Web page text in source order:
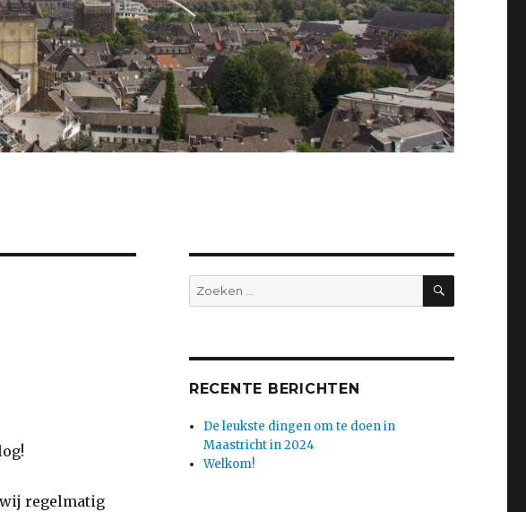
regelmatig
Zoeken
naar:
ZOEKEN
RECENTE BERICHTEN
De leukste dingen om te doen in
Maastricht in 2024
Welkom!